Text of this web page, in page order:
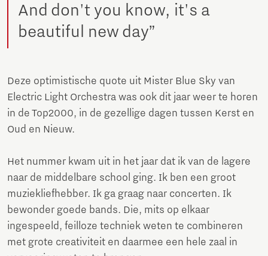
And don't you know, it's a
beautiful new day”
Deze optimistische quote uit Mister Blue Sky van
Electric Light Orchestra was ook dit jaar weer te horen
in de Top2000, in de gezellige dagen tussen Kerst en
Oud en Nieuw.
Het nummer kwam uit in het jaar dat ik van de lagere
naar de middelbare school ging. Ik ben een groot
muziekliefhebber. Ik ga graag naar concerten. Ik
bewonder goede bands. Die, mits op elkaar
ingespeeld, feilloze techniek weten te combineren
met grote creativiteit en daarmee een hele zaal in